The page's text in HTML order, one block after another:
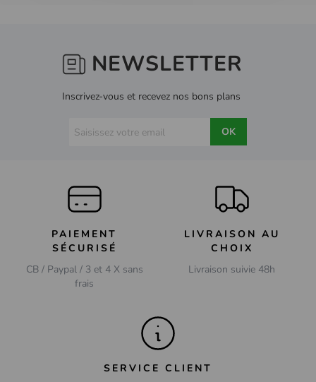
NEWSLETTER
Inscrivez-vous et recevez nos bons plans
OK
PAIEMENT
SÉCURISÉ
CB / Paypal / 3 et 4 X sans
frais
LIVRAISON AU
CHOIX
Livraison suivie 48h
SERVICE CLIENT